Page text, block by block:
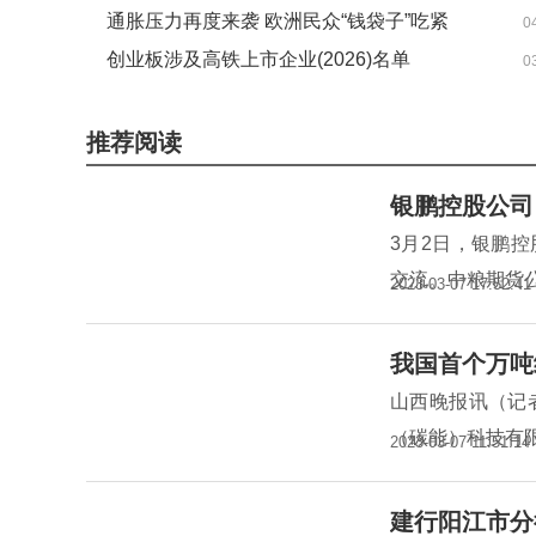
3.33% 拟10转3派10元
通胀压力再度来袭 欧洲民众“钱袋子”吃紧
创业板涉及高铁上市企业(2026)名单
推荐阅读
银鹏控股公
3月2日，银鹏控
交流。中粮期货
2023-03-07 17:52:41
我国首个万
山西晚报讯（记
（碳能）科技有
2023-03-07 11:51:14
建行阳江市